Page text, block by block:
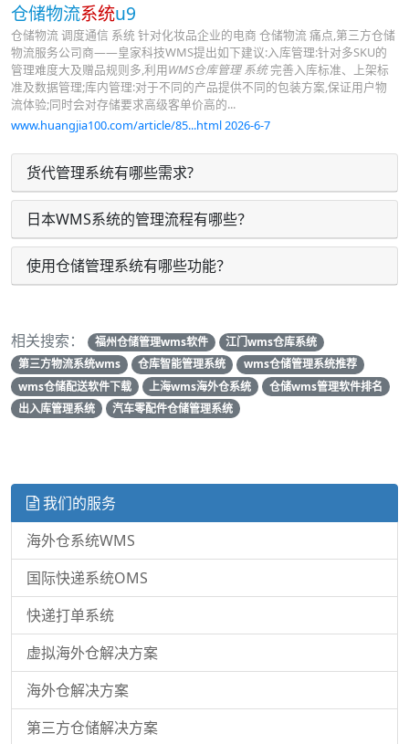
仓储物流系统u9
仓储物流 调度通信 系统 针对化妆品企业的电商 仓储物流 痛点,第三方仓储
物流服务公司商——皇家科技WMS提出如下建议:入库管理:针对多SKU的
管理难度大及赠品规则多,利用WMS仓库管理 系统完善入库标准、上架标
准及数据管理;库内管理:对于不同的产品提供不同的包装方案,保证用户物
流体验;同时会对存储要求高级客单价高的...
www.huangjia100.com/article/85...html 2026-6-7
货代管理系统有哪些需求?
日本WMS系统的管理流程有哪些？
使用仓储管理系统有哪些功能？
相关搜索： 福州仓储管理wms软件
江门wms仓库系统
第三方物流系统wms
仓库智能管理系统
wms仓储管理系统推荐
wms仓储配送软件下载
上海wms海外仓系统
仓储wms管理软件排名
出入库管理系统
汽车零配件仓储管理系统
我们的服务
海外仓系统WMS
国际快递系统OMS
快递打单系统
虚拟海外仓解决方案
海外仓解决方案
第三方仓储解决方案